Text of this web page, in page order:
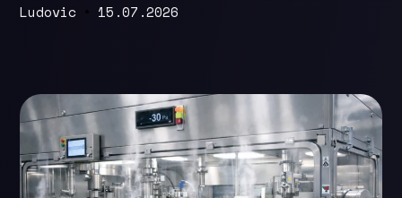
Ludovic 15.07.2026